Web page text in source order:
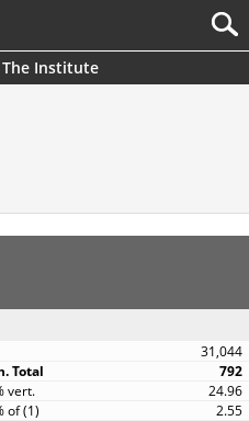
The Institute
31,044
792
24.96
2.55